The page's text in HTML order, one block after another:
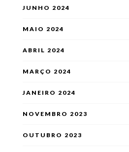
JUNHO 2024
MAIO 2024
ABRIL 2024
MARÇO 2024
JANEIRO 2024
NOVEMBRO 2023
OUTUBRO 2023